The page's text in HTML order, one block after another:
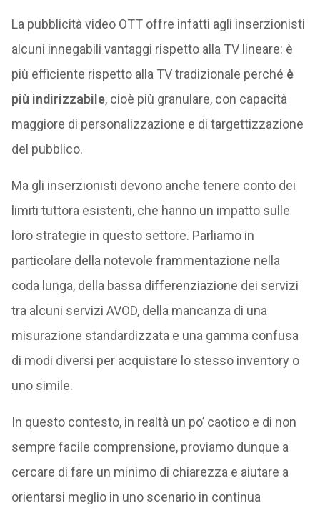
La pubblicità video OTT offre infatti agli inserzionisti
alcuni innegabili vantaggi rispetto alla TV lineare: è
più efficiente rispetto alla TV tradizionale perché è
più indirizzabile, cioè più granulare, con capacità
maggiore di personalizzazione e di targettizzazione
del pubblico.
Ma gli inserzionisti devono anche tenere conto dei
limiti tuttora esistenti, che hanno un impatto sulle
loro strategie in questo settore. Parliamo in
particolare della notevole frammentazione nella
coda lunga, della bassa differenziazione dei servizi
tra alcuni servizi AVOD, della mancanza di una
misurazione standardizzata e una gamma confusa
di modi diversi per acquistare lo stesso inventory o
uno simile.
In questo contesto, in realtà un po’ caotico e di non
sempre facile comprensione, proviamo dunque a
cercare di fare un minimo di chiarezza e aiutare a
orientarsi meglio in uno scenario in continua